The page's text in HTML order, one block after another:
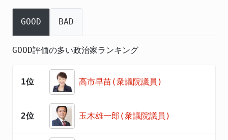
GOOD BAD
GOOD評価の多い政治家ランキング
1位 高市早苗(衆議院議員)
2位 玉木雄一郎(衆議院議員)